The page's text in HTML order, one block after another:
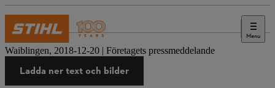
Menu
Press
Waiblingen, 2018-12-20 | Företagets pressmeddelande
Ladda ner text och bilder